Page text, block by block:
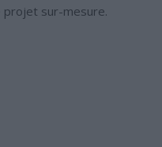
sur-mesure.